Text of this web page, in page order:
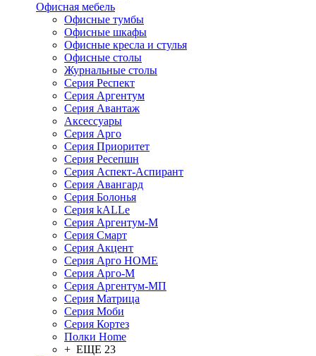
Офисная мебель
Офисные тумбы
Офисные шкафы
Офисные кресла и стулья
Офисные столы
Журнальные столы
Серия Респект
Серия Аргентум
Серия Авантаж
Аксессуары
Серия Арго
Серия Приоритет
Серия Ресепшн
Серия Аспект-Аспирант
Серия Авангард
Серия Болонья
Серия kALLe
Серия Аргентум-М
Серия Смарт
Серия Акцент
Серия Арго HOME
Серия Арго-М
Серия Аргентум-МП
Серия Матрица
Серия Моби
Серия Кортез
Полки Home
+ ЕЩЕ 23